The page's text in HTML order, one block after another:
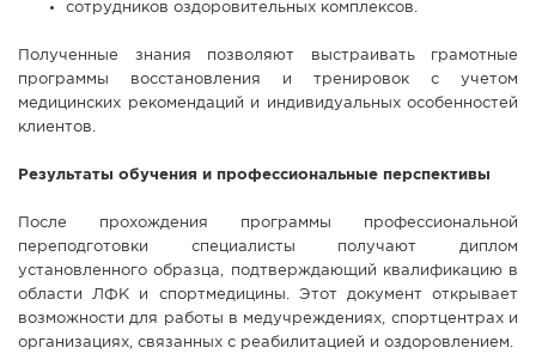
сотрудников оздоровительных комплексов.
Полученные знания позволяют выстраивать грамотные
программы восстановления и тренировок с учетом
медицинских рекомендаций и индивидуальных особенностей
клиентов.
Результаты обучения и профессиональные перспективы
После прохождения программы профессиональной
переподготовки специалисты получают диплом
установленного образца, подтверждающий квалификацию в
области ЛФК и спортмедицины. Этот документ открывает
возможности для работы в медучреждениях, спортцентрах и
организациях, связанных с реабилитацией и оздоровлением.